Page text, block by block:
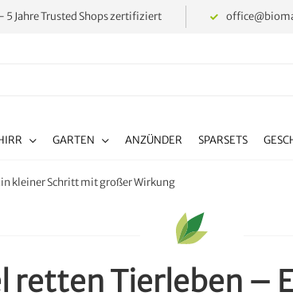
5 Jahre Trusted Shops zertifiziert
GARTEN ANZÜNDER SPARSETS
kleiner Schritt mit großer Wirkung
Tierleben –